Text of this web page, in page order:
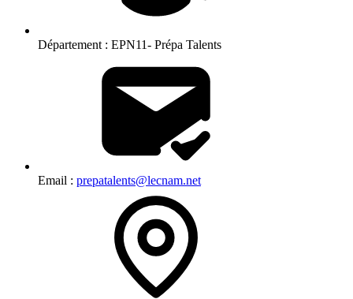
Département : EPN11- Prépa Talents
Email : prepatalents@lecnam.net